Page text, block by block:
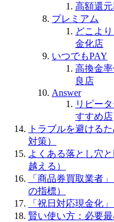
高額還
プレミアム
どこよ
金化店
いつでもPAY
高換金
良店
Answer
リピー
すすめ店
トラブルを避ける
対策）
よくある落とし穴
越える）
「商品券買取業者
の指標）
「祝日対応現金化
賢い使い方：必要